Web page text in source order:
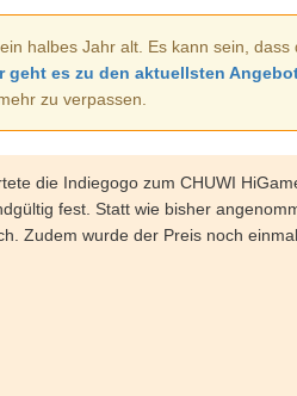
halbes Jahr alt. Es kann sein, dass
geht es zu den aktuellsten
zu verpassen.
die Indiegogo zum CHUWI
fest. Statt wie bisher
Zudem wurde der Preis noch